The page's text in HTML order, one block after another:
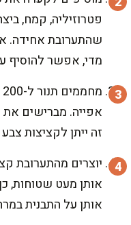
פטרוזיליה, קמח,
שהתערובת אחידה.
מדי, אפשר להוסיף
אפייה. מברישים
זה ייתן לקציצות
יוצרים מהתערובת
אותן מעט שטוחות,
אותן על התבנית